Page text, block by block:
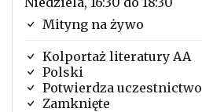
Mityng na żywo
Kolportaż literatury AA
Polski
Potwierdza uczestnictwo
Zamknięte